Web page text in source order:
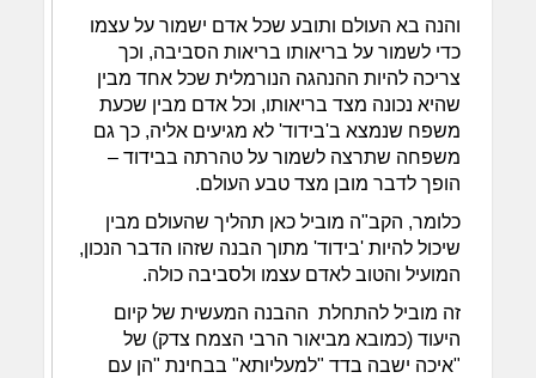
והנה בא העולם ותובע שכל אדם ישמור על עצמו
כדי לשמור על בריאותו בריאות הסביבה, וכך
צריכה להיות ההנהגה הנורמלית שכל אחד מבין
שהיא נכונה מצד בריאותו, וכל אדם מבין שכעת
משפח שנמצא ב'בידוד' לא מגיעים אליה, כך גם
משפחה שתרצה לשמור על טהרתה בבידוד –
הופך לדבר מובן מצד טבע העולם.
כלומר, הקב"ה מוביל כאן תהליך שהעולם מבין
שיכול להיות 'בידוד' מתוך הבנה שזהו הדבר הנכון,
המועיל והטוב לאדם עצמו ולסביבה כולה.
זה מוביל להתחלת ההבנה המעשית של קיום
היעוד (כמובא מביאור הרבי הצמח צדק) של
"איכה ישבה בדד "למעליותא" בבחינת "הן עם